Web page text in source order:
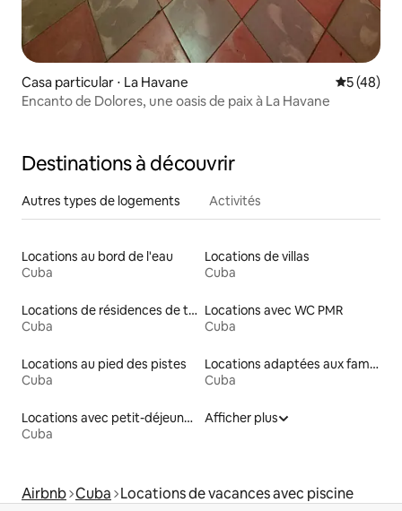
Casa particular ⋅ La Havane
5 (48)
Encanto de Dolores, une oasis de paix à La Havane
Destinations à découvrir
Autres types de logements Activités
Locations au bord de l'eau
Cuba
Locations de villas
Cuba
Locations de résidences de tourisme
Cuba
Locations avec WC PMR
Cuba
Locations au pied des pistes
Cuba
Locations adaptées aux familles
Cuba
Locations avec petit-déjeuner
Cuba
Afficher plus
Airbnb Cuba Locations de vacances avec piscine